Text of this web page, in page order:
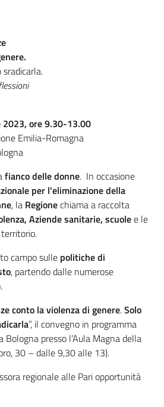
ore 9.30-13.00
Emilia-Romagna
fianco delle donne. In occasione
per l'eliminazione della
, la Regionechiama a raccolta
Aziende sanitarie, scuolee le
campo sulle politiche di
, partendo dalle numerose
conto la violenza di genere.Solo
”, il convegno in programma
presso l’Aula Magna della
30 – dalle 9,30 alle 13).
regionale alle Pari opportunità